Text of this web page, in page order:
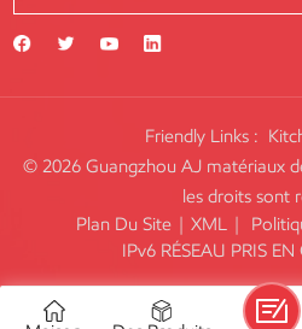
Friendly Links :
© 2026 Guangzhou AJ matériaux
les droits sont
Plan Du Site | XML |
IPv6 RÉSEAU PRIS EN